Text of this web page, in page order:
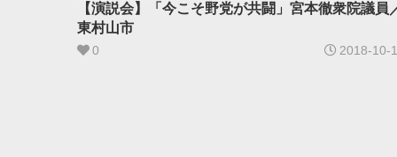
【演説会】「今こそ野党が共闘」宮本徹衆院議員
東村山市
0 2018-10-